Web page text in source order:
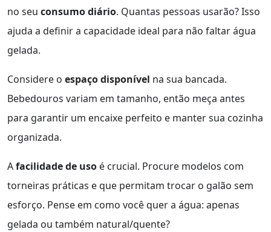
no seu consumo diário. Quantas pessoas usarão? Isso
ajuda a definir a capacidade ideal para não faltar água
gelada.
Considere o espaço disponível na sua bancada.
Bebedouros variam em tamanho, então meça antes
para garantir um encaixe perfeito e manter sua cozinha
organizada.
Afacilidade de uso é crucial. Procure modelos com
torneiras práticas e que permitam trocar o galão sem
esforço. Pense em como você quer a água: apenas
gelada ou também natural/quente?